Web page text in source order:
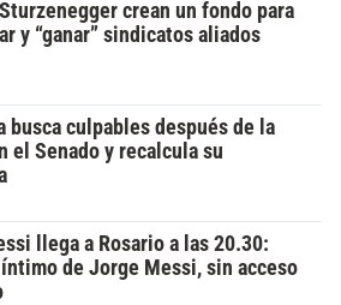
crean un fondo para
y “ganar” sindicatos aliados
busca culpables después de la
el Senado y recalcula su
llega a Rosario a las 20.30:
de Jorge Messi, sin acceso